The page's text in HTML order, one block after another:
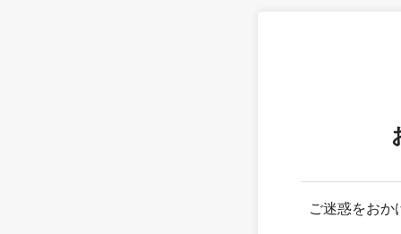
ご迷惑をおか